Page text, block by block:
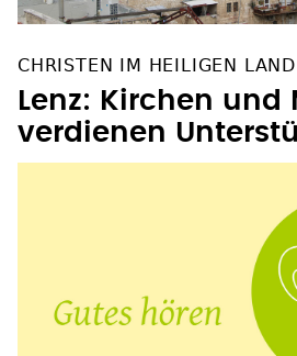
CHRISTEN IM HEILIGEN LAND
Lenz: Kirchen und
verdienen